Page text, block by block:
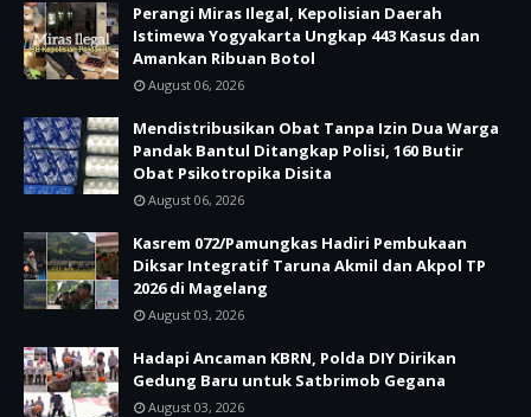
Perangi Miras Ilegal, Kepolisian Daerah
Istimewa Yogyakarta Ungkap 443 Kasus dan
Amankan Ribuan Botol
August 06, 2026
Mendistribusikan Obat Tanpa Izin Dua Warga
Pandak Bantul Ditangkap Polisi, 160 Butir
Obat Psikotropika Disita
August 06, 2026
Kasrem 072/Pamungkas Hadiri Pembukaan
Diksar Integratif Taruna Akmil dan Akpol TP
2026 di Magelang
August 03, 2026
Hadapi Ancaman KBRN, Polda DIY Dirikan
Gedung Baru untuk Satbrimob Gegana
August 03, 2026